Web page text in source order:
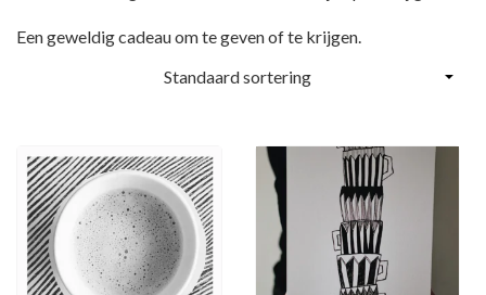
Een geweldig cadeau om te geven of te krijgen.